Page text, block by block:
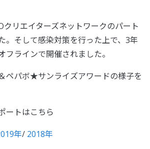
クリエイターズネットワークのパート
。そして感染対策を行った上で、3年
フラインで開催されました。
ペパボ★サンライズアワードの様子を
ートはこちら
年/ 2018年